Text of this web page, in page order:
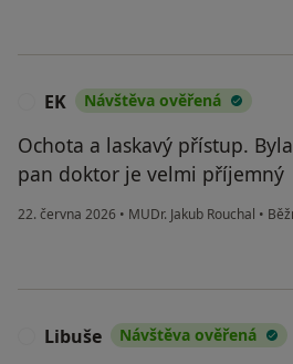
EK Návštěva ověřená
Ochota a laskavý přístup.
pan doktor je velmi příjemný
22. června 2026 • MUDr. Jakub Rouchal •
Libuše Návštěva ověřená